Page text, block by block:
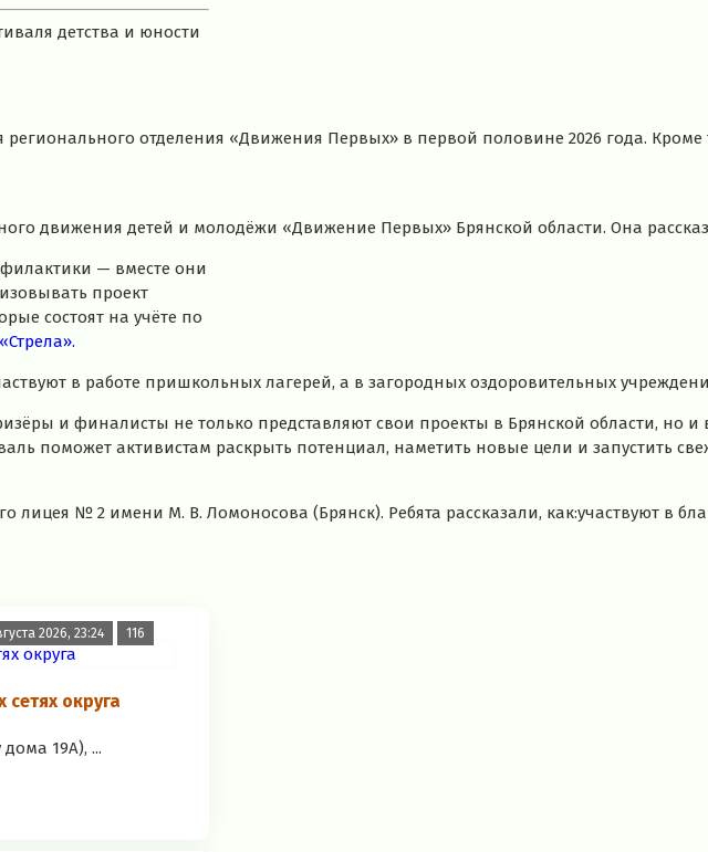
детства и юности
отделения «Движения Первых» в первой половине 2026 года.
движения детей и молодёжи «Движение Первых» Брянской области. Она
— вместе они
проект
состоят на учёте по
в работе пришкольных лагерей, а в загородных оздоровительных
и финалисты не только представляют свои проекты в Брянской области,
поможет активистам раскрыть потенциал, наметить новые цели и запустить
№ 2 имени М. В. Ломоносова (Брянск). Ребята рассказали, как:участвуют
2026, 23:24 116
округа
19А), ...